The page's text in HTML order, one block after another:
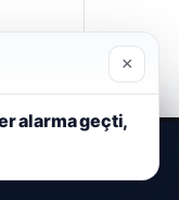
×
alarma geçti,